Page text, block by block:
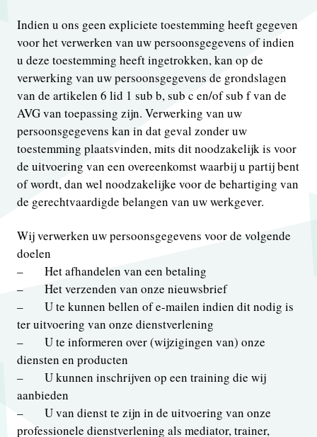
Indien u ons geen expliciete toestemming heeft gegeven
voor het verwerken van uw persoonsgegevens of indien
u deze toestemming heeft ingetrokken, kan op de
verwerking van uw persoonsgegevens de grondslagen
van de artikelen 6 lid 1 sub b, sub c en/of sub f van de
AVG van toepassing zijn. Verwerking van uw
persoonsgegevens kan in dat geval zonder uw
toestemming plaatsvinden, mits dit noodzakelijk is voor
de uitvoering van een overeenkomst waarbij u partij bent
of wordt, dan wel noodzakelijke voor de behartiging van
de gerechtvaardigde belangen van uw werkgever.
Wij verwerken uw persoonsgegevens voor de volgende
doelen
– Het afhandelen van een betaling
– Het verzenden van onze nieuwsbrief
– U te kunnen bellen of e-mailen indien dit nodig is
ter uitvoering van onze dienstverlening
– U te informeren over (wijzigingen van) onze
diensten en producten
– U kunnen inschrijven op een training die wij
aanbieden
– U van dienst te zijn in de uitvoering van onze
professionele dienstverlening als mediator, trainer,